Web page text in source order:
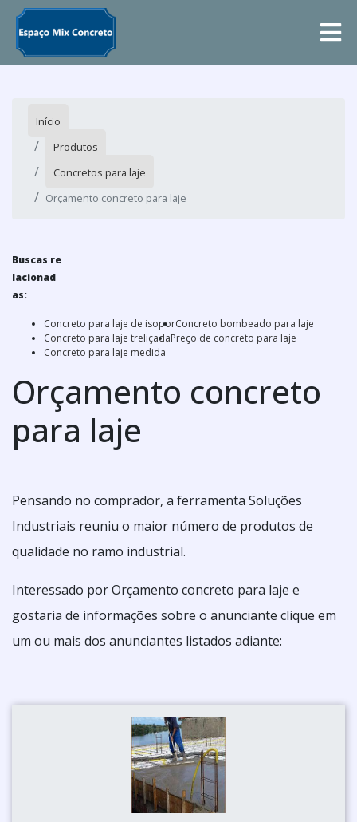
Início
Produtos
Concretos para laje
Orçamento concreto para laje
Buscas re
lacionad
as:
Concreto para laje de isoporConcreto bombeado para laje
Concreto para laje treliçadaPreço de concreto para laje
Concreto para laje medida
Orçamento concreto
para laje
Pensando no comprador, a ferramenta Soluções
Industriais reuniu o maior número de produtos de
qualidade no ramo industrial.
Interessado por Orçamento concreto para laje e
gostaria de informações sobre o anunciante clique em
um ou mais dos anunciantes listados adiante: